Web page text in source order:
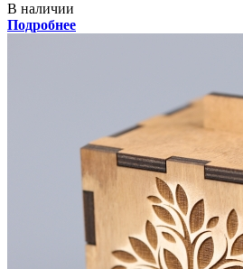
В наличии
Подробнее